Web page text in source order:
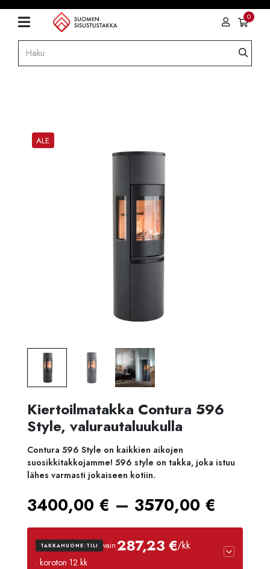
0
ALE
Kiertoilmatakka Contura 596
Style, valurautaluukulla
Contura 596 Style on kaikkien aikojen
suosikkitakkojamme! 596 style on takka, joka istuu
lähes varmasti jokaiseen kotiin.
3400,00 € – 3570,00 €
TAKKAHUONE-TILI vain287,23 €/kk
· koroton 12 kk